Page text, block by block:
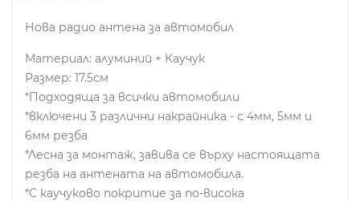
Нова радио антена за автомобил
Материал: алуминий + Каучук
Размер: 17.5см
*Подходяща за всички автомобили
*включени 3 различни накрайника - с 4мм, 5мм и
6мм резба
*Лесна за монтаж, завива се върху настоящата
резба на антената на автомобила.
*С каучуково покритие за по-висока